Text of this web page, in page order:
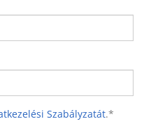
Szabályzatát.*